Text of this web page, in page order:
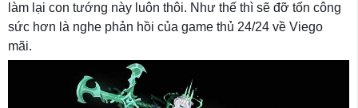
làm lại con tướng này luôn thôi. Như thế thì sẽ đỡ tốn công
sức hơn là nghe phản hồi của game thủ 24/24 về Viego
mãi.